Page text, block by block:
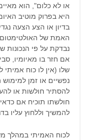
או לא כלום", הוא
היא בפרוק מוטיב
בדיון או הצע הצעה
האמת של האולטימטום
נבדקת על פי הנכונות
אם חזר בו מאיומיו,
שלו (אין לו כוח
נפשיים או זמן
להסתיר חולשות או
חולשתו תוכיח אם
להמשיך וללחוץ עליו
לכוח האמיתי במהלך